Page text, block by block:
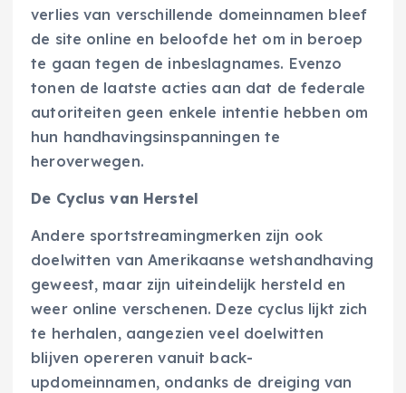
verlies van verschillende domeinnamen bleef
de site online en beloofde het om in beroep
te gaan tegen de inbeslagnames. Evenzo
tonen de laatste acties aan dat de federale
autoriteiten geen enkele intentie hebben om
hun handhavingsinspanningen te
heroverwegen.
De Cyclus van Herstel
Andere sportstreamingmerken zijn ook
doelwitten van Amerikaanse wetshandhaving
geweest, maar zijn uiteindelijk hersteld en
weer online verschenen. Deze cyclus lijkt zich
te herhalen, aangezien veel doelwitten
blijven opereren vanuit back-
updomeinnamen, ondanks de dreiging van